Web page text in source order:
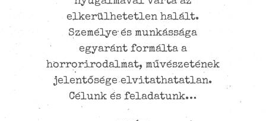
elkerülhetetlen halált.
Személye és munkássága
egyaránt formálta a
horrorirodalmat, művészetének
jelentősége elvitathatatlan.
Célunk és feladatunk…
beszélgetést, amelyen
egyébként nemcsak Mexikóból,
hanem Közép- és Dél-Amerika
más országaiból is voltak
résztvevők. A beszélgetést a
társaság a Facebookon is…